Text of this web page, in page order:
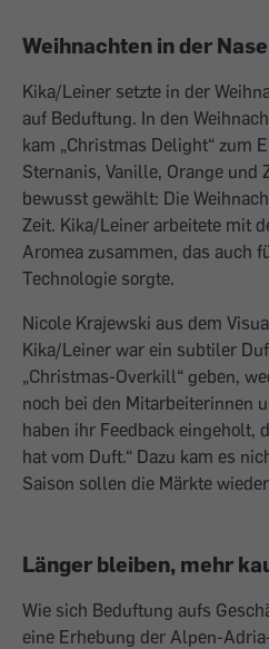
Weihnachten in der Nase
Kika/Leiner setzte in der
auf Beduftung. In den
kam „Christmas Delight“ zum
Sternanis, Vanille, Orange und
bewusst gewählt: Die
Zeit. Kika/­Leiner arbeitete mit
Aromea zusammen, das auch
Technologie sorgte.
Nicole Krajewski aus dem
Kika/Leiner war ein subtiler
„Christmas-Overkill“ geben,
noch bei den Mitarbeiterinnen
haben ihr Feedback eingeholt,
hat vom Duft.“ Dazu kam es
Saison sollen die Märkte
Länger bleiben, mehr
Wie sich Beduftung aufs
eine Erhebung der Alpen-­